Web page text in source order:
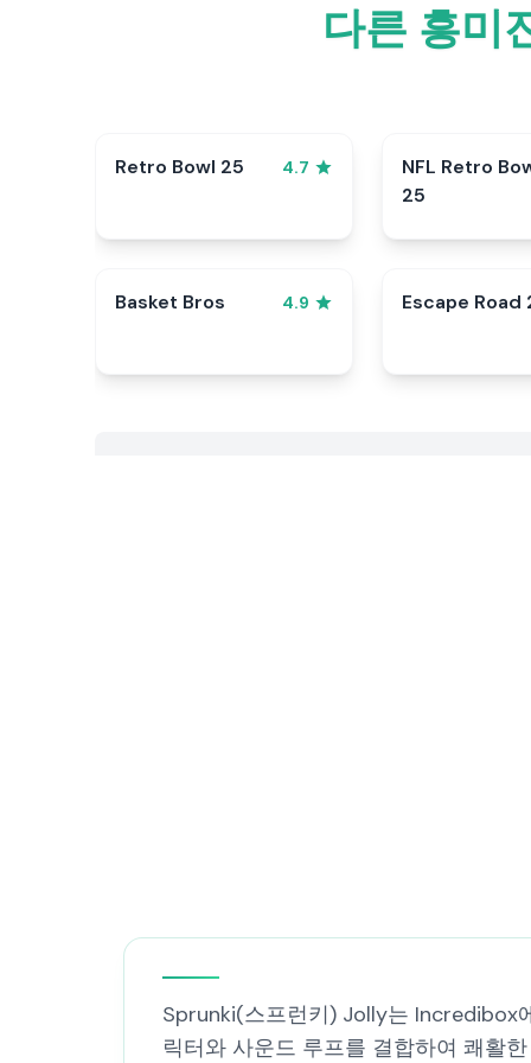
다른 흥미
Retro Bowl 25 4.7
NFL Retro
25
Basket Bros 4.9 Escape Road
Sprunki(스프런키) Jolly는 Incredibox
릭터와 사운드 루프를 결합하여 쾌활